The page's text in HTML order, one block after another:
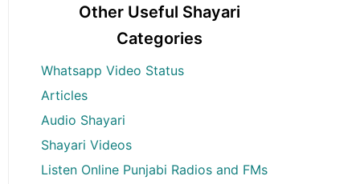
Other Useful Shayari
Categories
Whatsapp Video Status
Articles
Audio Shayari
Shayari Videos
Listen Online Punjabi Radios and FMs